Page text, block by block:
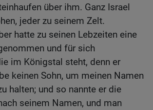
über ihm. Ganz Israel
jeder zu seinem Zelt.
hatte zu seinen Lebzeiten eine
und für sich
im Königstal steht, denn er
keinen Sohn, um meinen Namen
halten; und so nannte er die
seinem Namen, und man